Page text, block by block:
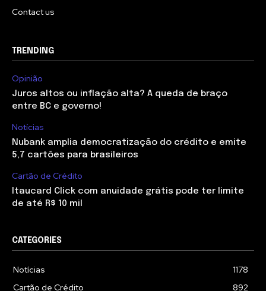
Contact us
TRENDING
Opinião
Juros altos ou inflação alta? A queda de braço
entre BC e governo!
Notícias
Nubank amplia democratização do crédito e emite
5,7 cartões para brasileiros
Cartão de Crédito
Itaucard Click com anuidade grátis pode ter limite
de até R$ 10 mil
CATEGORIES
Notícias
1178
Cartão de Crédito
892